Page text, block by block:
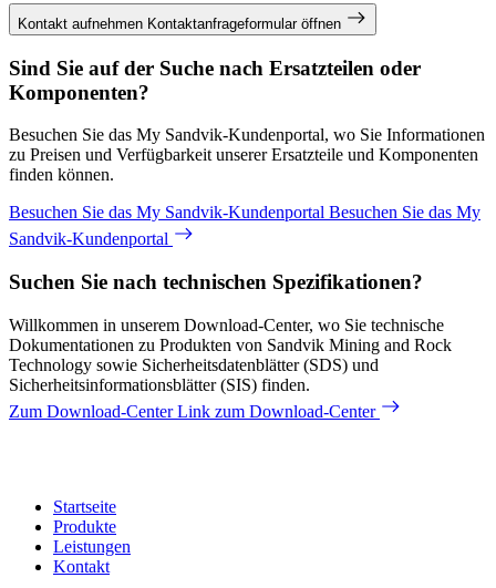
Kontakt aufnehmen Kontaktanfrageformular öffnen
Sind Sie auf der Suche nach Ersatzteilen oder
Komponenten?
Besuchen Sie das My Sandvik-Kundenportal, wo Sie Informationen
zu Preisen und Verfügbarkeit unserer Ersatzteile und Komponenten
finden können.
Besuchen Sie das My Sandvik-Kundenportal Besuchen Sie das My
Sandvik-Kundenportal
Suchen Sie nach technischen Spezifikationen?
Willkommen in unserem Download-Center, wo Sie technische
Dokumentationen zu Produkten von Sandvik Mining and Rock
Technology sowie Sicherheitsdatenblätter (SDS) und
Sicherheitsinformationsblätter (SIS) finden.
Zum Download-CenterLink zum Download-Center
Startseite
Produkte
Leistungen
Kontakt